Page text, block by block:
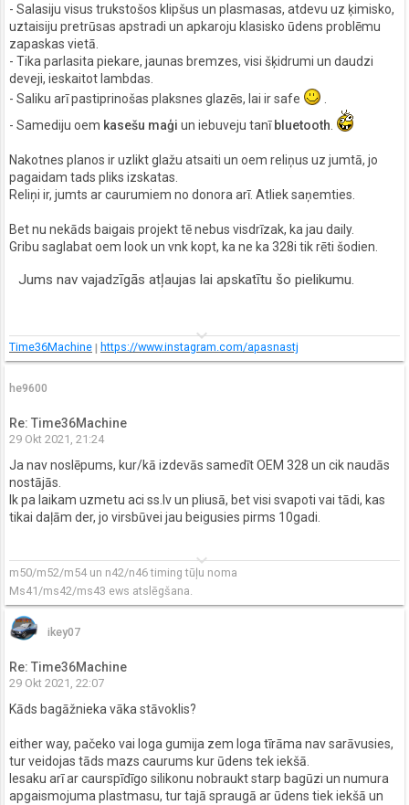
- Salasiju visus trukstošos klipšus un plasmasas, atdevu uz ķimisko,
uztaisiju pretrūsas apstradi un apkaroju klasisko ūdens problēmu
zapaskas vietā.
- Tika parlasita piekare, jaunas bremzes, visi šķidrumi un daudzi
deveji, ieskaitot lambdas.
- Saliku arī pastiprinošas plaksnes glazēs, lai ir safe
- Samediju oem kasešu maģi un iebuveju tanī bluetooth
Nakotnes planos ir uzlikt glažu atsaiti un oem reliņus uz jumtā, jo
pagaidam tads pliks izskatas.
Reliņi ir, jumts ar caurumiem no donora arī. Atliek saņemties.
Bet nu nekāds baigais projekt tē nebus visdrīzak, ka jau daily.
Gribu saglabat oem look un vnk kopt, ka ne ka 328i tik rēti šodien.
Jums nav vajadzīgās atļaujas lai apskatītu šo pielikumu.
keyboard_arrow_down
Time36Machine | https://www.instagram.com/apasnastj
he9600
Re: Time36Machine
29 Okt 2021, 21:24
Ja nav noslēpums, kur/kā izdevās samedīt OEM 328 un cik naudās
nostājās.
Ik pa laikam uzmetu aci ss.lv un pliusā, bet visi svapoti vai tādi, kas
tikai daļām der, jo virsbūvei jau beigusies pirms 10gadi.
keyboard_arrow_down
m50/m52/m54 un n42/n46 timing tūļu noma
Ms41/ms42/ms43 ews atslēgšana.
ikey07
Re: Time36Machine
29 Okt 2021, 22:07
Kāds bagāžnieka vāka stāvoklis?
either way, pačeko vai loga gumija zem loga tīrāma nav sarāvusies,
tur veidojas tāds mazs caurums kur ūdens tek iekšā.
Iesaku arī ar caurspīdīgo silikonu nobraukt starp bagūzi un numura
apgaismojuma plastmasu, tur tajā spraugā ar ūdens tiek iekšā un